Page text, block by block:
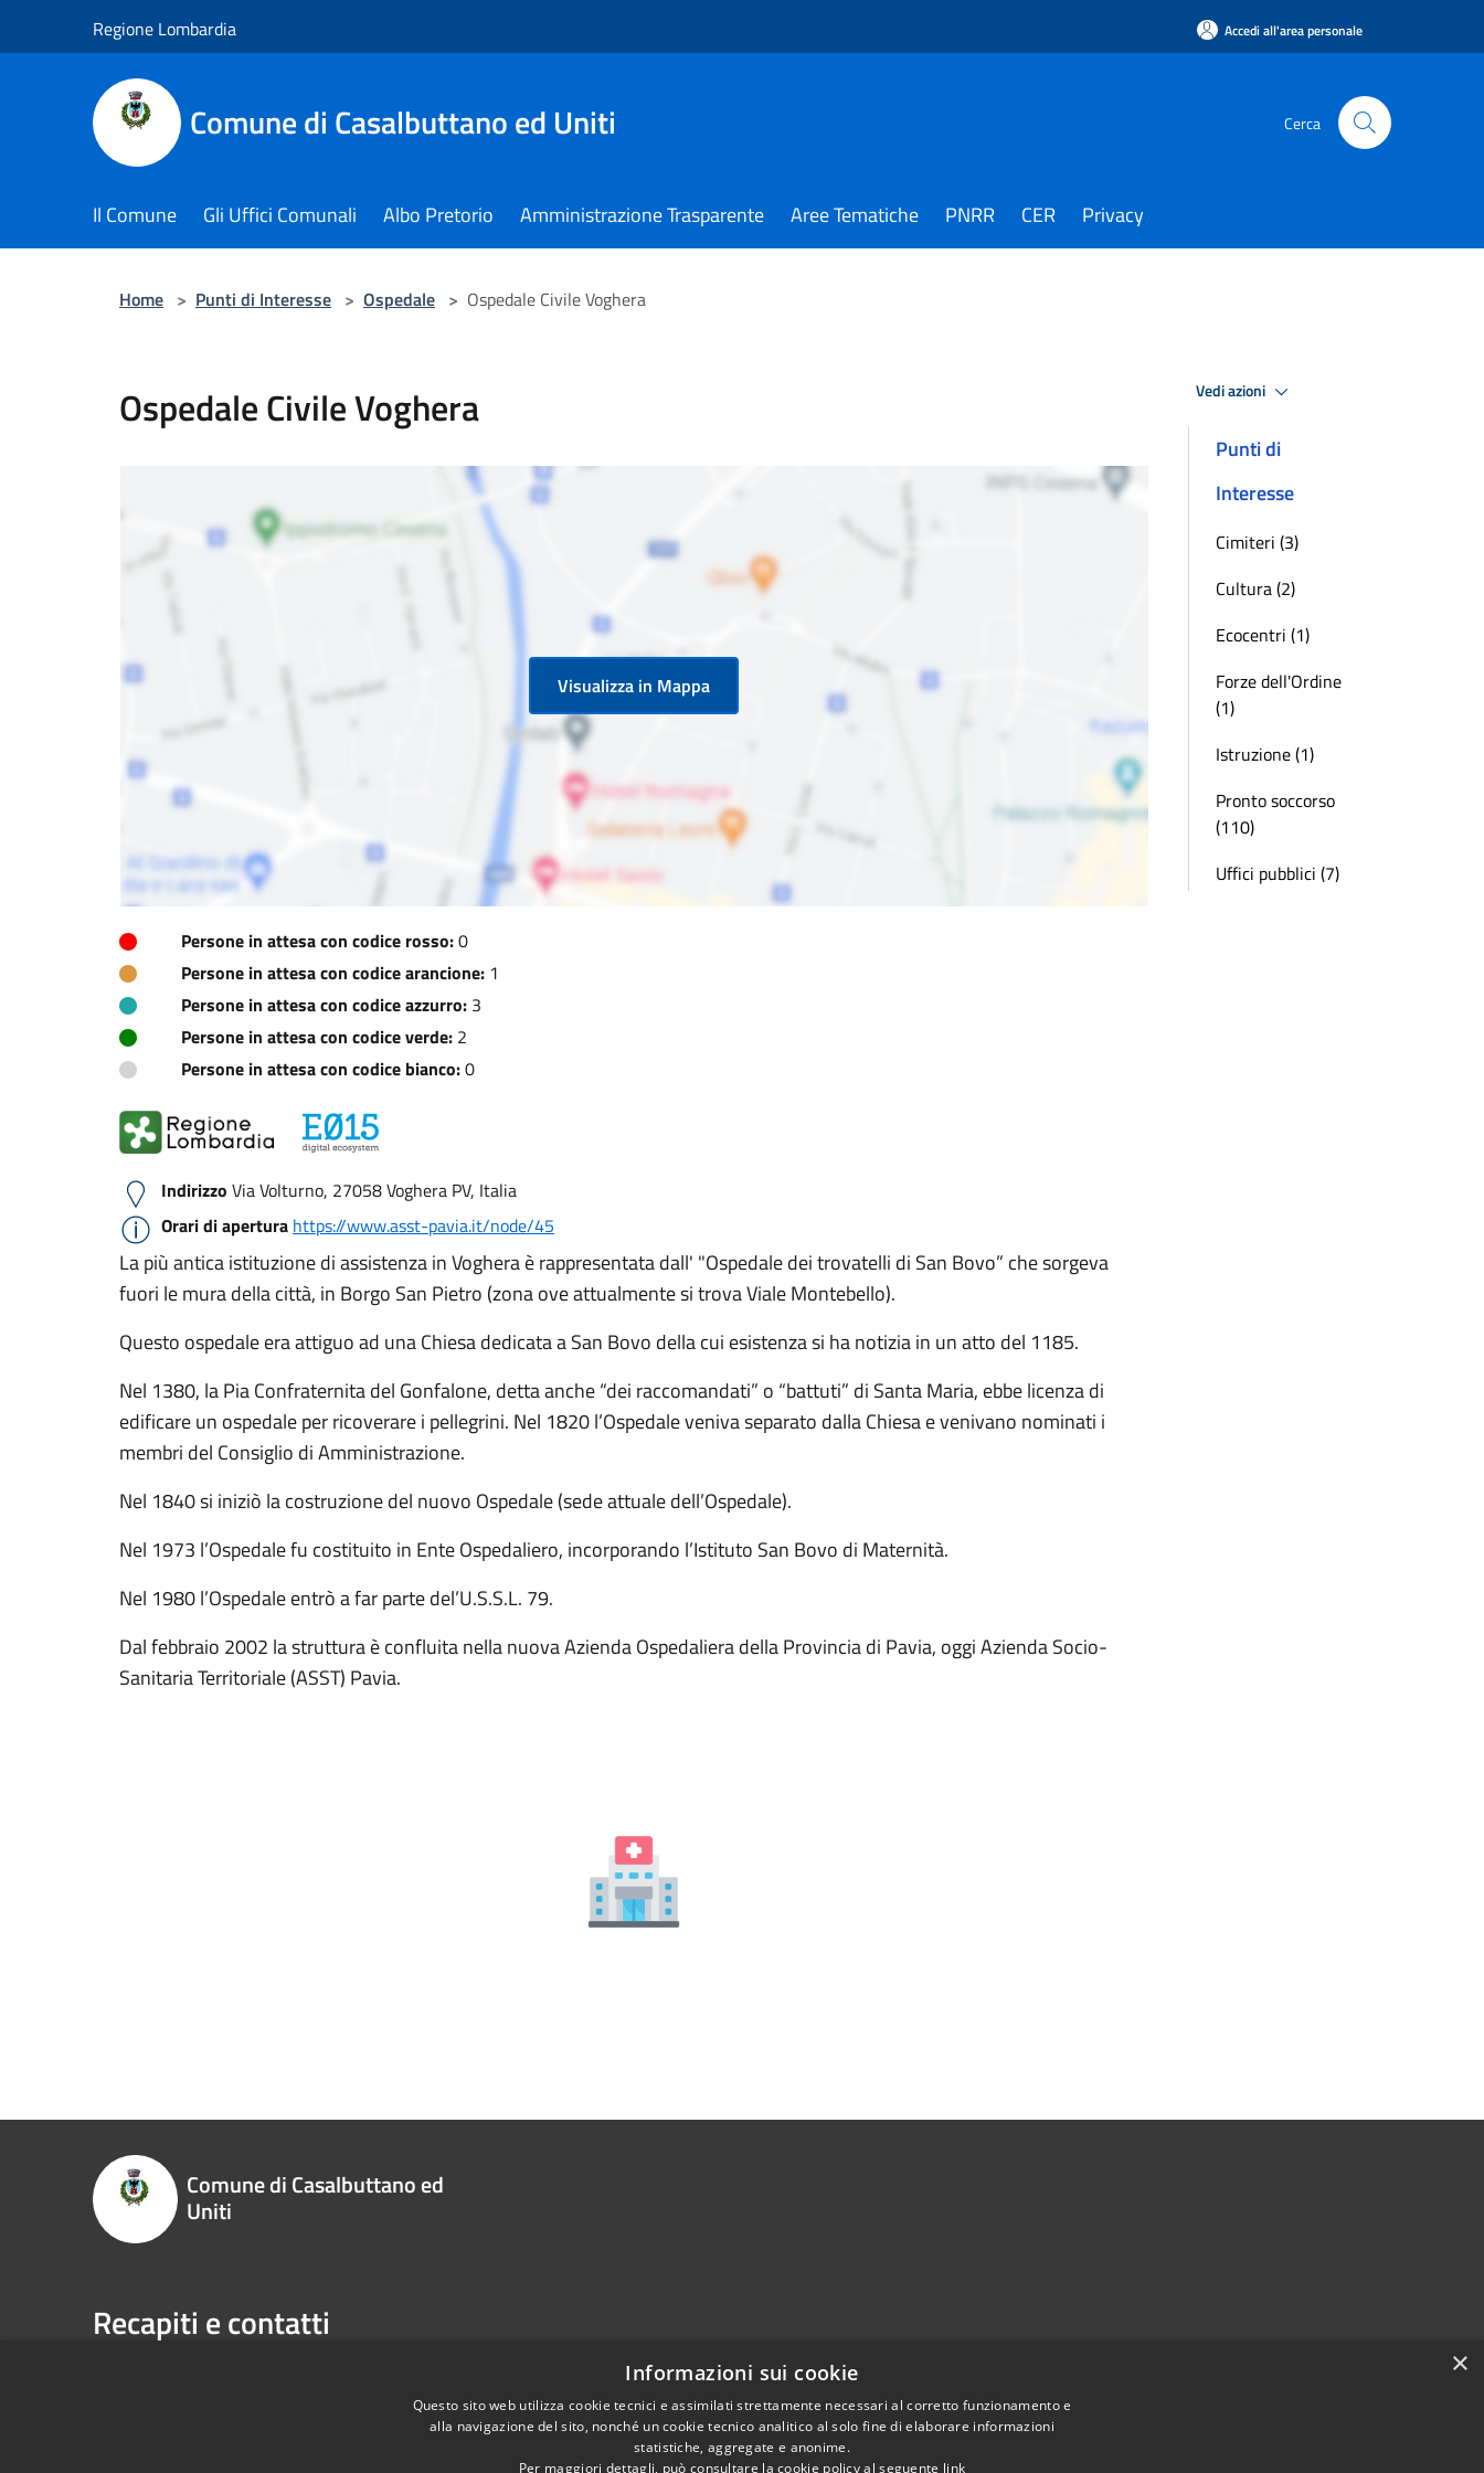
Regione Lombardia Accedi all'area personale
Comune di Casalbuttano ed Uniti Cerca
Il Comune Gli Uffici Comunali Albo Pretorio Amministrazione Trasparente Aree Tematiche PNRR CER Privacy
Home > Punti di Interesse > Ospedale > Ospedale Civile Voghera
Ospedale Civile Voghera
Visualizza in Mappa
Persone in attesa con codice rosso:0
Persone in attesa con codice arancione: 1
Persone in attesa con codice azzurro: 3
Persone in attesa con codice verde: 2
Persone in attesa con codice bianco:0
Indirizzo Via Volturno, 27058 Voghera PV, Italia
Orari di apertura https://www.asst-pavia.it/node/45
La più antica istituzione di assistenza in Voghera è rappresentata dall' "Ospedale dei trovatelli di San Bovo” che sorgeva
fuori le mura della città, in Borgo San Pietro (zona ove attualmente si trova Viale Montebello).
Questo ospedale era attiguo ad una Chiesa dedicata a San Bovo della cui esistenza si ha notizia in un atto del 1185.
Nel 1380, la Pia Confraternita del Gonfalone, detta anche “dei raccomandati” o “battuti” di Santa Maria, ebbe licenza di
edificare un ospedale per ricoverare i pellegrini. Nel 1820 l’Ospedale veniva separato dalla Chiesa e venivano nominati i
membri del Consiglio di Amministrazione.
Nel 1840 si iniziò la costruzione del nuovo Ospedale (sede attuale dell’Ospedale).
Nel 1973 l’Ospedale fu costituito in Ente Ospedaliero, incorporando l’Istituto San Bovo di Maternità.
Nel 1980 l’Ospedale entrò a far parte del’U.S.S.L. 79.
Dal febbraio 2002 la struttura è confluita nella nuova Azienda Ospedaliera della Provincia di Pavia, oggi Azienda Socio-
Sanitaria Territoriale (ASST) Pavia.
Vedi azioni
Punti di
Interesse
Cimiteri (3)
Cultura (2)
Ecocentri (1)
Forze dell'Ordine
(1)
Istruzione (1)
Pronto soccorso
(110)
Uffici pubblici (7)
Comune di Casalbuttano ed
Uniti
Recapiti e contatti
0374364411
0374364444
Email: info@comune.casalbuttanoeduniti.cr.it
egov.casalbuttano@cert.poliscomuneamico.net
×
Informazioni sui cookie
Questo sito web utilizza cookie tecnici e assimilati strettamente necessari al corretto funzionamento e
alla navigazione del sito, nonché un cookie tecnico analitico al solo fine di elaborare informazioni
statistiche, aggregate e anonime.
Per maggiori dettagli, può consultare la cookie policy al seguente link